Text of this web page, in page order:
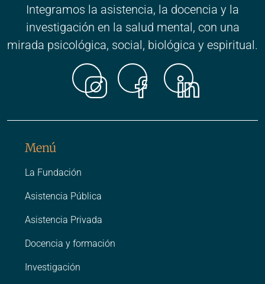
Integramos la asistencia, la docencia y la
investigación en la salud mental, con una
mirada psicológica, social, biológica y espiritual.
Menú
La Fundación
Asistencia Pública
Asistencia Privada
Docencia y formación
Investigación